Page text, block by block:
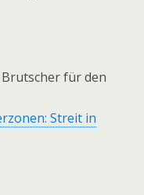
für den
Streit in